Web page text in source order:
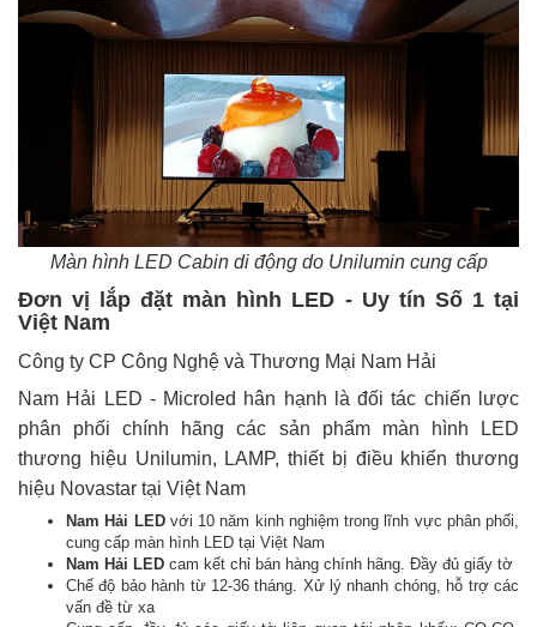
Màn hình LED Cabin di động do Unilumin cung cấp
Đơn vị lắp đặt màn hình LED - Uy tín Số 1 tại
Việt Nam
Công ty CP Công Nghệ và Thương Mại Nam Hải
Nam Hải LED - Microled hân hạnh là đối tác chiến lược
phân phối chính hãng các sản phẩm màn hình LED
thương hiệu Unilumin, LAMP, thiết bị điều khiển thương
hiệu Novastar tại Việt Nam
Nam Hải LEDvới 10 năm kinh nghiệm trong lĩnh vực phân phối,
cung cấp màn hình LED tại Việt Nam
Nam Hải LED cam kết chỉ bán hàng chính hãng. Đầy đủ giấy tờ
Chế độ bảo hành từ 12-36 tháng. Xử lý nhanh chóng, hỗ trợ các
vấn đề từ xa